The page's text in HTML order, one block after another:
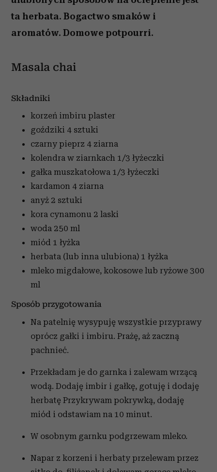
ta herbata. Bogactwo smaków i
aromatów. Domowe potpourri.
Masala chai
Składniki
korzeń imbiru plaster
goździki 4 sztuki
czarny pieprz 4 ziarna
kolendra w ziarnkach 1/3 łyżeczki
gałka muszkatołowa 1/3 łyżeczki
kardamon 4 ziarna
anyż 2 sztuki
kora cynamonu 2 laski
woda 250 ml
miód 1 łyżka
herbata (lub inna ulubiona) 1 łyżka
mleko migdałowe, kokosowe lub ryżowe 300
ml
Sposób przygotowania
Na patelnię wysypuję wszystkie przyprawy
oprócz gałki i imbiru. Prażę, aż zaczną
pachnieć.
Przekładam je do garnka i zalewam wrzącą
wodą. Dodaję imbir i gałkę, gotuję i dodaję
herbatę Przykrywam pokrywką, dodaję
miód i odstawiam na 10 minut.
W osobnym garnku podgrzewam mleko.
Napar z korzeni i herbaty przelewam przez